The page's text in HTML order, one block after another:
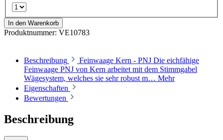
In den Warenkorb
Produktnummer: VE10783
Beschreibung
Feinwaage Kern - PNJ Die eichfähige
Feinwaage PNJ von Kern arbeitet mit dem Stimmgabel
Wägesystem, welches sie sehr robust m… Mehr
Eigenschaften
Bewertungen
Beschreibung